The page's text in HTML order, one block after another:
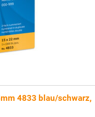
4833 blau/schwarz,